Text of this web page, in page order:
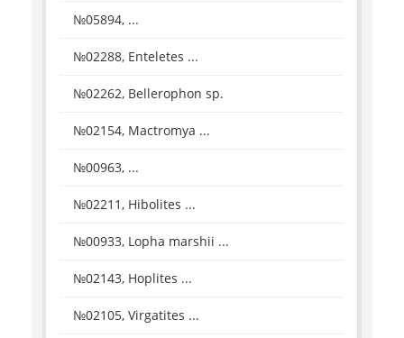
№05894, ...
№02288, Enteletes ...
№02262, Bellerophon sp.
№02154, Mactromya ...
№00963, ...
№02211, Hibolites ...
№00933, Lopha marshii ...
№02143, Hoplites ...
№02105, Virgatites ...